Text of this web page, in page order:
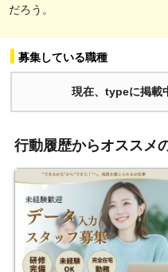
だろう。
募集している職種
現在、typeに掲載
行動履歴からオススメ